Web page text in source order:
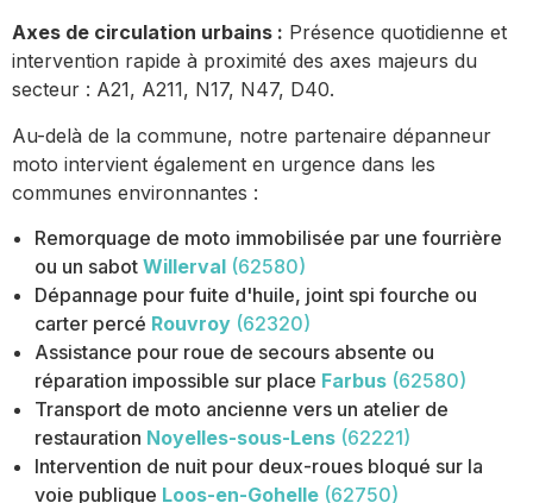
Axes de circulation urbains : Présence quotidienne et
intervention rapide à proximité des axes majeurs du
secteur : A21, A211, N17, N47, D40.
Au-delà de la commune, notre partenaire dépanneur
moto intervient également en urgence dans les
communes environnantes :
Remorquage de moto immobilisée par une fourrière
ou un sabot Willerval (62580)
Dépannage pour fuite d'huile, joint spi fourche ou
carter percé Rouvroy (62320)
Assistance pour roue de secours absente ou
réparation impossible sur place Farbus (62580)
Transport de moto ancienne vers un atelier de
restauration Noyelles-sous-Lens (62221)
Intervention de nuit pour deux-roues bloqué sur la
voie publique Loos-en-Gohelle (62750)